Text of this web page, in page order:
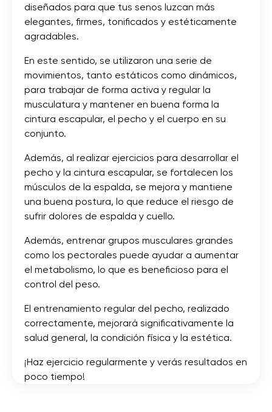
diseñados para que tus senos luzcan más
elegantes, firmes, tonificados y estéticamente
agradables.
En este sentido, se utilizaron una serie de
movimientos, tanto estáticos como dinámicos,
para trabajar de forma activa y regular la
musculatura y mantener en buena forma la
cintura escapular, el pecho y el cuerpo en su
conjunto.
Además, al realizar ejercicios para desarrollar el
pecho y la cintura escapular, se fortalecen los
músculos de la espalda, se mejora y mantiene
una buena postura, lo que reduce el riesgo de
sufrir dolores de espalda y cuello.
Además, entrenar grupos musculares grandes
como los pectorales puede ayudar a aumentar
el metabolismo, lo que es beneficioso para el
control del peso.
El entrenamiento regular del pecho, realizado
correctamente, mejorará significativamente la
salud general, la condición física y la estética.
¡Haz ejercicio regularmente y verás resultados en
poco tiempo!